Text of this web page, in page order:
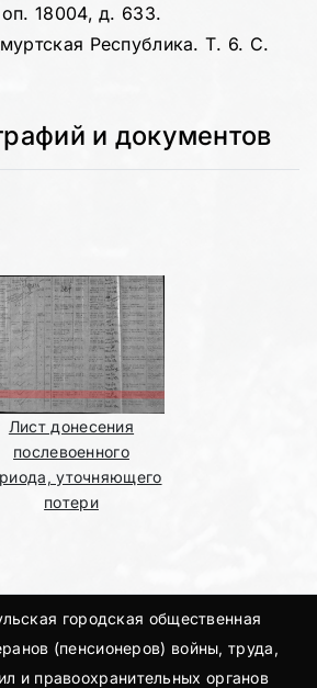
18004, д. 633.
Республика. Т. 6. С.
и документов
Лист донесения
послевоенного
уточняющего
потери
городская общественная
(пенсионеров) войны, труда,
и правоохранительных органов